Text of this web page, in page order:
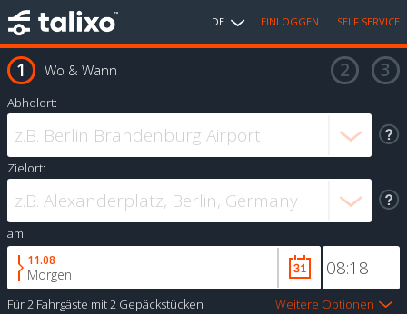
DE EINLOGGEN SELF SERVICE
Wo & Wann
Abholort:
Zielort:
am:
11.08
Morgen
Für2 Fahrgäste mit2 Gepäckstücken Weitere Optionen